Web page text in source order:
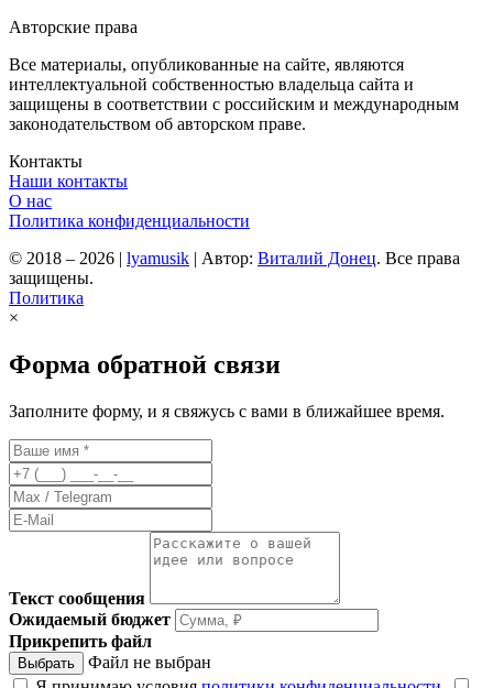
Авторские права
Все материалы, опубликованные на сайте, являются
интеллектуальной собственностью владельца сайта и
защищены в соответствии с российским и международным
законодательством об авторском праве.
Контакты
Наши контакты
О нас
Политика конфиденциальности
© 2018 – 2026 | lyamusik | Автор: Виталий Донец. Все права
защищены.
Политика
×
Форма обратной связи
Заполните форму, и я свяжусь с вами в ближайшее время.
Текст сообщения
Ожидаемый бюджет
Прикрепить файл
Выбрать
Файл не выбран